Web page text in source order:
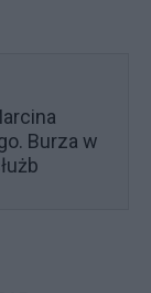
Burza w